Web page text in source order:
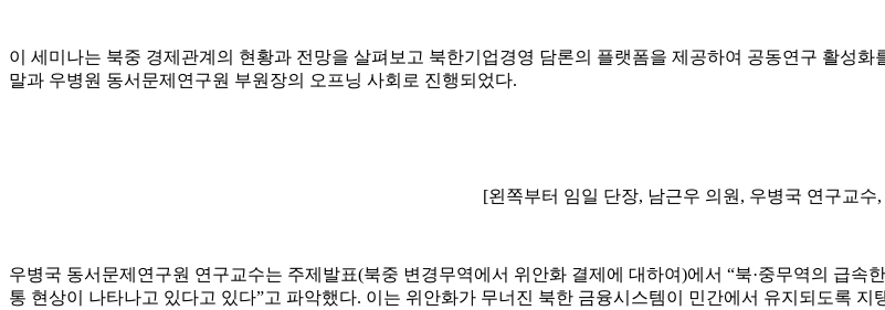
이 세미나는 북중 경제관계의 현황과 전망을 살펴보고 북한기업경영 담론의 플랫폼을 제공하여 공동연구 활성
말과 우병원 동서문제연구원 부원장의 오프닝 사회로 진행되었다.
[왼쪽부터 임일 단장, 남근우 의원, 우병국 연구교수
우병국 동서문제연구원 연구교수는 주제발표(북중 변경무역에서 위안화 결제에 대하여)에서 “북·중무역의 급
통 현상이 나타나고 있다고 있다”고 파악했다. 이는 위안화가 무너진 북한 금융시스템이 민간에서 유지되도록